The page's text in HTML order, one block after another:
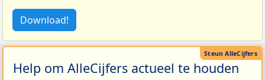
Download!
Help om AlleCijfers actueel te houden